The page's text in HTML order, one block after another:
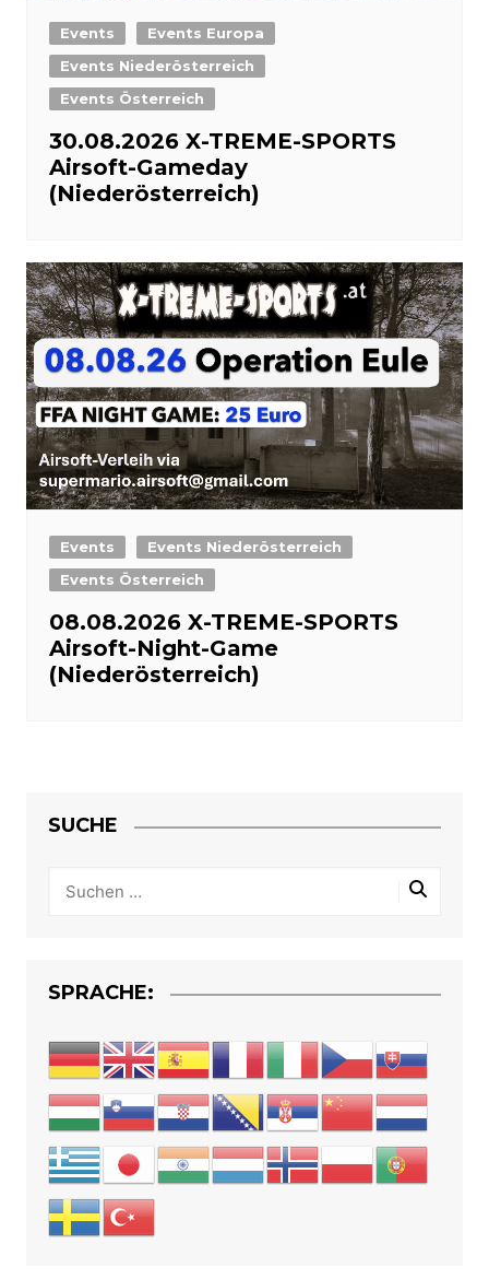
Events
Events Europa
Events Niederösterreich
Events Österreich
30.08.2026 X-TREME-SPORTS
Airsoft-Gameday
(Niederösterreich)
Events
Events Niederösterreich
Events Österreich
08.08.2026 X-TREME-SPORTS
Airsoft-Night-Game
(Niederösterreich)
SUCHE
SPRACHE: